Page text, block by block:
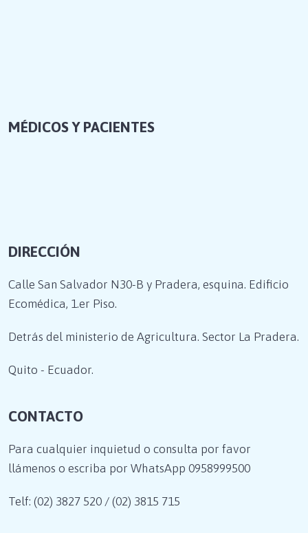
MÉDICOS Y PACIENTES
DIRECCIÓN
Calle San Salvador N30-B y Pradera, esquina. Edificio
Ecomédica, 1.er Piso.
Detrás del ministerio de Agricultura. Sector La Pradera.
Quito - Ecuador.
CONTACTO
Para cualquier inquietud o consulta por favor
llámenos o escriba por WhatsApp 0958999500
Telf: (02) 3827 520 / (02) 3815 715